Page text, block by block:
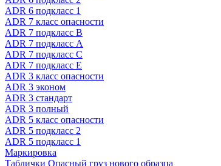
ADR 6 подкласс 1
ADR 7 класс опасности
ADR 7 подкласс B
ADR 7 подкласс A
ADR 7 подкласс C
ADR 7 подкласс E
ADR 3 класс опасности
ADR 3 эконом
ADR 3 стандарт
ADR 3 полный
ADR 5 класс опасности
ADR 5 подкласс 2
ADR 5 подкласс 1
Маркировка
Таблички Опасный груз нового образца